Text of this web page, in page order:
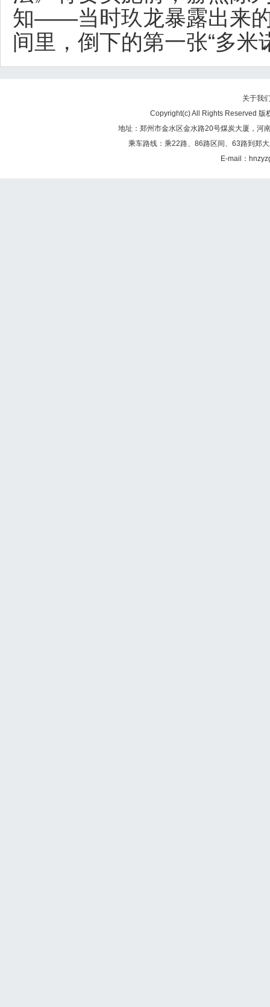
知——当时玖龙暴露出来
间里，倒下的第一张“多米
关于我
Copyright(c) All Rights Reserved 版
地址：郑州市金水区金水路20号煤炭大厦，河
乘车路线：乘22路、86路区间、63路到郑
E-mail：